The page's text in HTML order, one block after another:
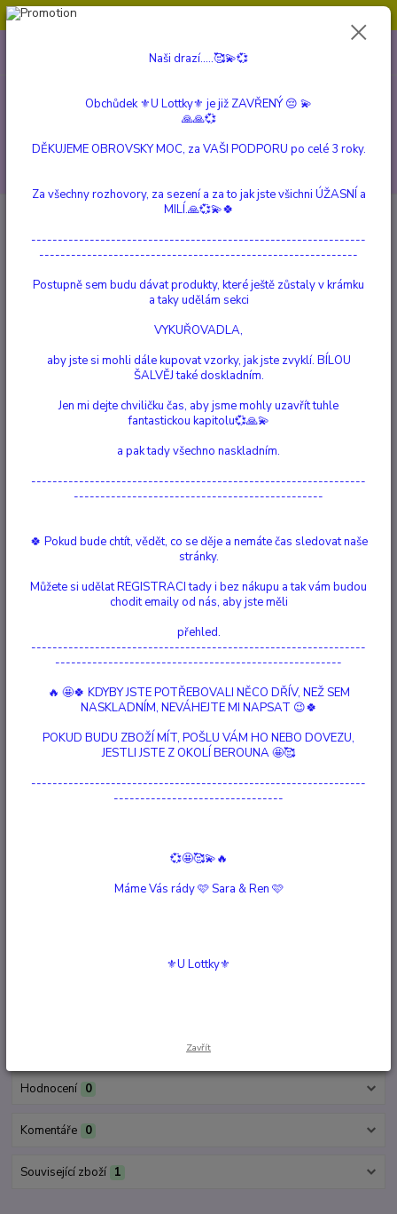
CZK
Deštník "Hokus Pokus"
Deštník "Hokus Pokus"
Novinka
Nádherný deštník "Hokus pokus" Tento deštník je z kouzelné mysli Lisy
Parker. Tato siamská kočka Blue Point není jen tak obyčejná. Nosí
červený obojek, zdobený talismanem Triquetra.Sedí před oknem a dívá
sevřenou mezi svými malými tes...celý popis
Dostupnost Skladem 1 ks
479 Kč/ks
Přidat do košíku
132010
Podobné produkty
Hodnocení 0
Komentáře 0
Související zboží 1
Naši drazí.....🥰💫💞
Obchůdek ⚜️U Lottky⚜️ je již ZAVŘENÝ 😔 💫
🙏🙏💞
DĚKUJEME OBROVSKY MOC, za VAŠI PODPORU po celé 3 roky.
Za všechny rozhovory, za sezení a za to jak jste všichni ÚŽASNÍ a
MILÍ.🙏💞💫🍀
---------------------------------------------------------------
------------------------------------------------------------
Postupně sem budu dávat produkty, které ještě zůstaly v krámku
a taky udělám sekci
VYKUŘOVADLA,
aby jste si mohli dále kupovat vzorky, jak jste zvyklí. BÍLOU
ŠALVĚJ také doskladním.
Jen mi dejte chviličku čas, aby jsme mohly uzavřít tuhle
fantastickou kapitolu💞🙏💫
a pak tady všechno naskladním.
---------------------------------------------------------------
-----------------------------------------------
🍀 Pokud bude chtít, vědět, co se děje a nemáte čas sledovat naše
stránky.
Můžete si udělat REGISTRACI tady i bez nákupu a tak vám budou
chodit emaily od nás, aby jste měli
přehled.
---------------------------------------------------------------
------------------------------------------------------
🔥 🤩🍀 KDYBY JSTE POTŘEBOVALI NĚCO DŘÍV, NEŽ SEM
NASKLADNÍM, NEVÁHEJTE MI NAPSAT 😉🍀
POKUD BUDU ZBOŽÍ MÍT, POŠLU VÁM HO NEBO DOVEZU,
JESTLI JSTE Z OKOLÍ BEROUNA 🤩🥰
---------------------------------------------------------------
--------------------------------
💞🤩🥰💫🔥
Máme Vás rády 🩷 Sara & Ren 🩷
⚜️U Lottky⚜️
Zavřít